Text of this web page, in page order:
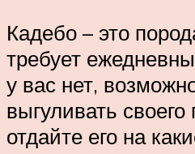
Кадебо – это
требует
у вас нет,
выгуливать
отдайте его на